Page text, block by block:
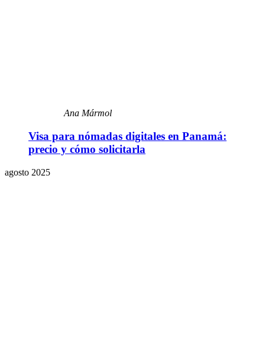
Ana Mármol
Visa para nómadas digitales en Panamá:
precio y cómo solicitarla
agosto 2025